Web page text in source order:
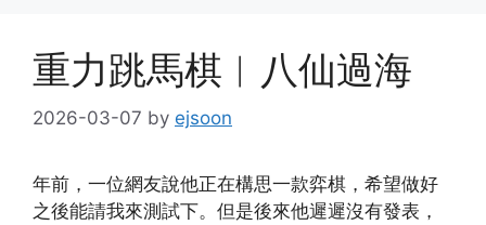
重力跳馬棋︱八仙過海
2026-03-07 by ejsoon
年前，一位網友說他正在構思一款弈棋，希望做好
之後能請我來測試下。但是後來他遲遲沒有發表，